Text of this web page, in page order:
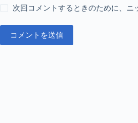
次回コメントするときのために、
コメントを送信